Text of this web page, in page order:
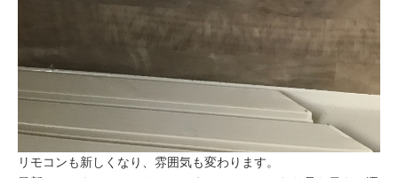
リモコンも新しくなり、雰囲気も変わります。